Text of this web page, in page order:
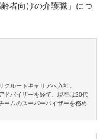
者向けの介護職」につ
ルートキャリアへ入社。
ドバイザーを経て、現在は20代
ームのスーパーバイザーを務め